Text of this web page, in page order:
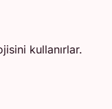
kullanırlar.